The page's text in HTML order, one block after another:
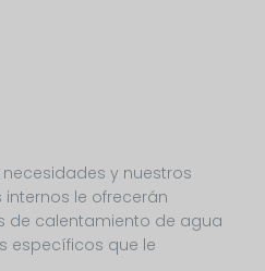
y nuestros
le ofrecerán
de calentamiento de agua
específicos que le